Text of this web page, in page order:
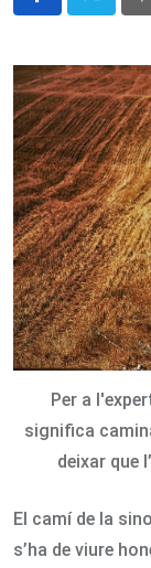
Per a
significa
deixar que
El camí de la
s’ha de viure